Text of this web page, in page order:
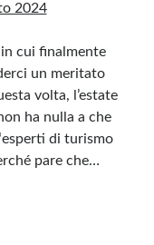
2024
in cui finalmente
un meritato
volta, l’estate
ha nulla a che
di turismo
pare che…